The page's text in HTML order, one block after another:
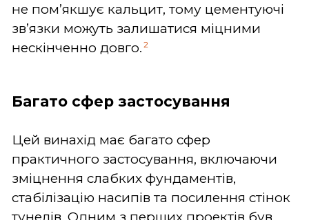
не пом’якшує кальцит, тому цементуючі
зв’язки можуть залишатися міцними
нескінченно довго. 2
Багато сфер застосування
Цей винахід має багато сфер
практичного застосування, включаючи
зміцнення слабких фундаментів,
стабілізацію насипів та посилення стінок